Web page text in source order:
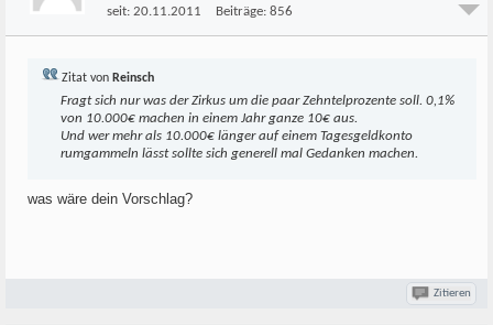
seit: 20.11.2011 Beiträge: 856
Zitat von Reinsch
Fragt sich nur was der Zirkus um die paar Zehntelprozente soll. 0,1%
von 10.000€ machen in einem Jahr ganze 10€ aus.
Und wer mehr als 10.000€ länger auf einem Tagesgeldkonto
rumgammeln lässt sollte sich generell mal Gedanken machen.
was wäre dein Vorschlag?
Zitieren